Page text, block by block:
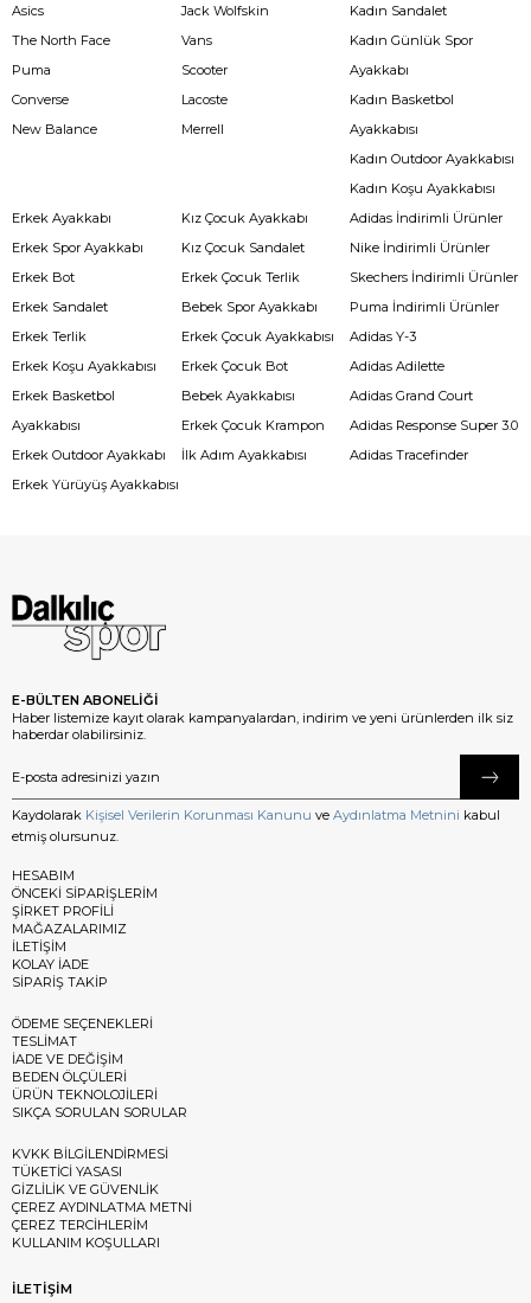
Asics
The North Face
Puma
Converse
New Balance
Jack Wolfskin
Vans
Scooter
Lacoste
Merrell
Kadın Sandalet
Kadın Günlük Spor
Ayakkabı
Kadın Basketbol
Ayakkabısı
Kadın Outdoor Ayakkabısı
Kadın Koşu Ayakkabısı
Erkek Ayakkabı
Erkek Spor Ayakkabı
Erkek Bot
Erkek Sandalet
Erkek Terlik
Erkek Koşu Ayakkabısı
Erkek Basketbol
Ayakkabısı
Erkek Outdoor Ayakkabı
Erkek Yürüyüş Ayakkabısı
Kız Çocuk Ayakkabı
Kız Çocuk Sandalet
Erkek Çocuk Terlik
Bebek Spor Ayakkabı
Erkek Çocuk Ayakkabısı
Erkek Çocuk Bot
Bebek Ayakkabısı
Erkek Çocuk Krampon
İlk Adım Ayakkabısı
Adidas İndirimli Ürünler
Nike İndirimli Ürünler
Skechers İndirimli Ürünler
Puma İndirimli Ürünler
Adidas Y-3
Adidas Adilette
Adidas Grand Court
Adidas Response Super 3.0
Adidas Tracefinder
E-BÜLTEN ABONELİĞİ
Haber listemize kayıt olarak kampanyalardan, indirim ve yeni ürünlerden ilk siz
haberdar olabilirsiniz.
Kaydolarak Kişisel Verilerin Korunması Kanunu ve Aydınlatma Metnini kabul
etmiş olursunuz.
HESABIM
ÖNCEKİ SİPARİŞLERİM
ŞİRKET PROFİLİ
MAĞAZALARIMIZ
İLETİŞİM
KOLAY İADE
SİPARİŞ TAKİP
ÖDEME SEÇENEKLERİ
TESLİMAT
İADE VE DEĞİŞİM
BEDEN ÖLÇÜLERİ
ÜRÜN TEKNOLOJİLERİ
SIKÇA SORULAN SORULAR
KVKK BİLGİLENDİRMESİ
TÜKETİCİ YASASI
GİZLİLİK VE GÜVENLİK
ÇEREZ AYDINLATMA METNİ
ÇEREZ TERCİHLERİM
KULLANIM KOŞULLARI
İLETİŞİM